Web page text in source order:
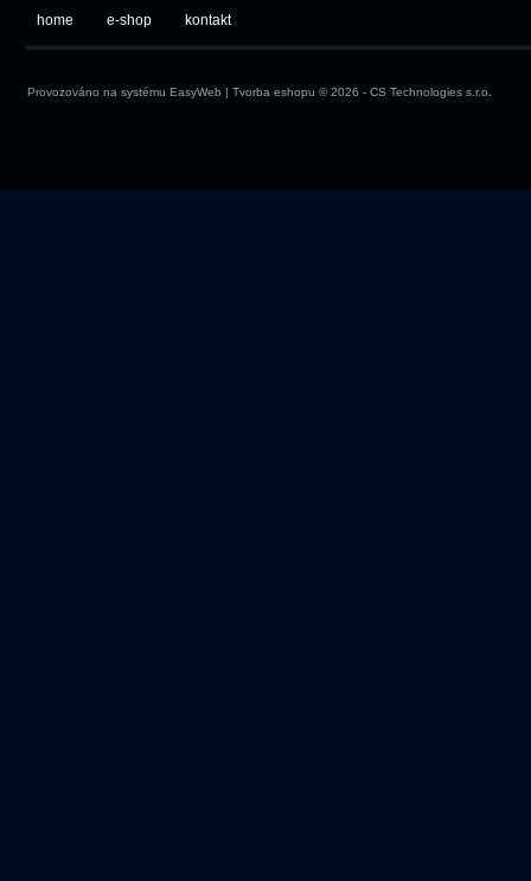
home e-shop kontakt
Provozováno na systému EasyWeb | Tvorba eshopu © 2026 - CS Technologies s.r.o.